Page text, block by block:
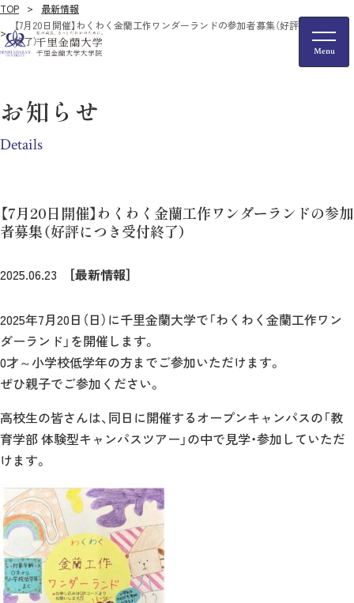
TOP
最新情報
【7月20日開催】わくわく金蘭工作ワンダーランドの参加者募集（好評につき受付
終了）
お知らせ
Details
【7月20日開催】わくわく金蘭工作ワンダーランドの参加
者募集（好評につき受付終了）
2025.06.23 ［最新情報］
2025年7月20日（日）に千里金蘭大学で「わくわく金蘭工作ワン
ダーランド」を開催します。
0才～小学校低学年の方までご参加いただけます。
ぜひ親子でご参加ください。
高校生の皆さんは、同日に開催するオープンキャンパスの「教
育学部 体験型キャンパスツアー」の中で見学・参加していただ
けます。